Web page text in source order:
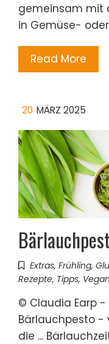
gemeinsam mit
in Gemüse-
Read More
20 MÄRZ 2025
Extras, Frühling,
Rezepte, Tipps, Vegan
© Claudia Earp
Bärlauchpesto
die ...